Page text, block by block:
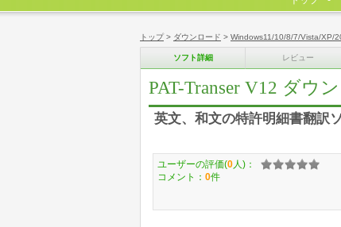
トップ> ダウンロード > Windows11/10/8/7/Vista/XP/
ソフト詳細 レビュー
PAT-Transer V12 ダウ
英文、和文の特許明細書翻訳
ユーザーの評価(0 人)：
コメント： 0件